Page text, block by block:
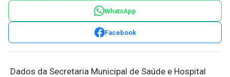
WhatsApp
Facebook
Dados da Secretaria Municipal de Saúde e Hospital